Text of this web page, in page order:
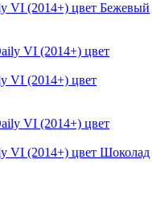
VI (2014+) цвет Бежевый
VI (2014+) цвет
VI (2014+) цвет Шоколад